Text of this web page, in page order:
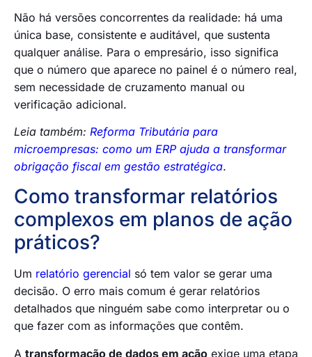
Não há versões concorrentes da realidade: há uma
única base, consistente e auditável, que sustenta
qualquer análise. Para o empresário, isso significa
que o número que aparece no painel é o número real,
sem necessidade de cruzamento manual ou
verificação adicional.
Leia também: Reforma Tributária para
microempresas: como um ERP ajuda a transformar
obrigação fiscal em gestão estratégica.
Como transformar relatórios
complexos em planos de ação
práticos?
Um relatório gerencial só tem valor se gerar uma
decisão. O erro mais comum é gerar relatórios
detalhados que ninguém sabe como interpretar ou o
que fazer com as informações que contêm.
A transformação de dados em ação exige uma etapa